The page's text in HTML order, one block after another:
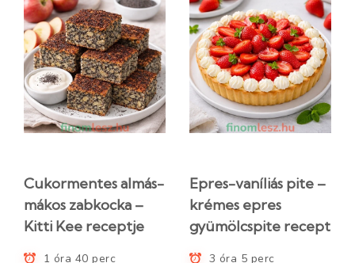
Cukormentes almás-
mákos zabkocka –
Kitti Kee receptje
1 óra 40 perc
Epres-vaníliás pite –
krémes epres
gyümölcspite recept
3 óra 5 perc